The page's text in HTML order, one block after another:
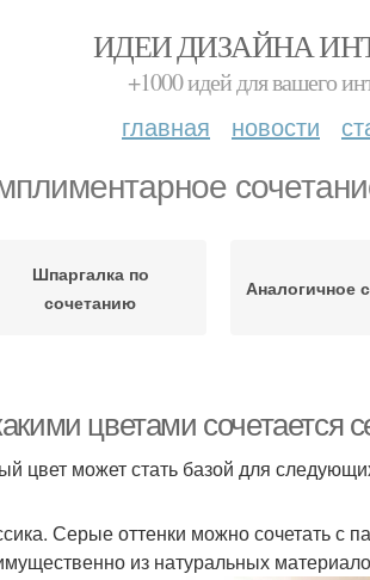
ИДЕИ ДИЗАЙНА
+1000 идей для вашего
главная новости
Шпаргалка по
сочетанию
Аналогичное
цветами сочетается
цвет может стать базой для
Серые оттенки можно сочетать
из натуральных